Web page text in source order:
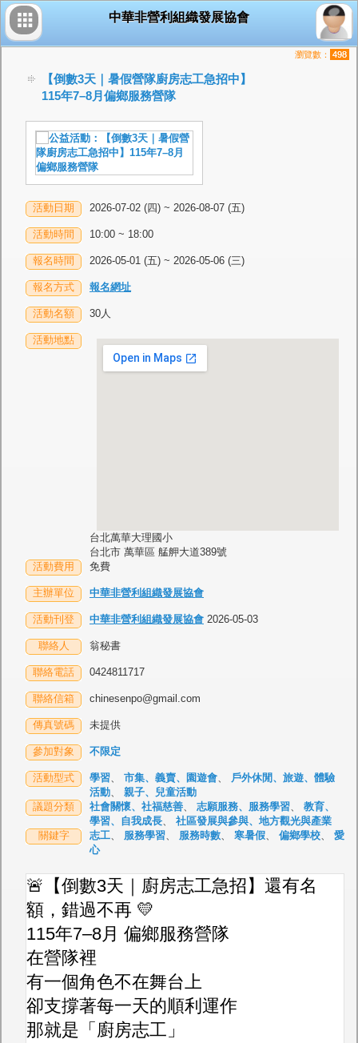
中華非營利組織發展協會
【倒數3天｜暑假營隊廚房志工急招中】
115年7–8月偏鄉服務營隊
瀏覽數： 498
活動日期 2026-07-02 (四) ~ 2026-08-07 (五)
活動時間 10:00 ~ 18:00
報名時間 2026-05-01 (五) ~ 2026-05-06 (三)
報名方式 報名網址
活動名額 30人
活動地點
台北萬華大理國小
台北市 萬華區 艋舺大道389號
活動費用
免費
主辦單位 中華非營利組織發展協會
活動刊登 中華非營利組織發展協會 2026-05-03
聯絡人 翁秘書
聯絡電話 0424811717
聯絡信箱 chinesenpo@gmail.com
傳真號碼 未提供
參加對象 不限定
活動型式 學習、 市集、義賣、園遊會、 戶外休閒、旅遊、體驗
活動、 親子、兒童活動
議題分類
社會關懷、社福慈善、 志願服務、服務學習、 教育、
學習、自我成長、 社區發展與參與、地方觀光與產業
關鍵字
志工、 服務學習、 服務時數、 寒暑假、 偏鄉學校、 愛
心
🚨【倒數3天｜廚房志工急招】還有名
額，錯過不再 💛
115年7–8月 偏鄉服務營隊
在營隊裡
有一個角色不在舞台上
卻支撐著每一天的順利運作
那就是「廚房志工」